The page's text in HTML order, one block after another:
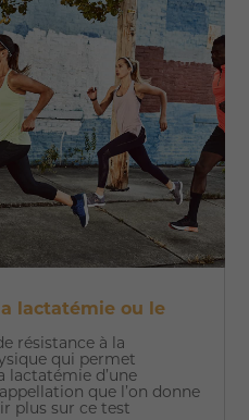
lactatémie ou le
résistance à la
qui permet
lactatémie d’une
que l’on donne
plus sur ce test